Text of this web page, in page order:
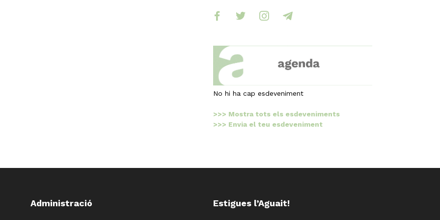
facebooktwitter instagramtelegram
No hi ha cap esdeveniment
>>> Mostra tots els esdeveniments
>>> Envia el teu esdeveniment
Administració Estigues l’Aguait!